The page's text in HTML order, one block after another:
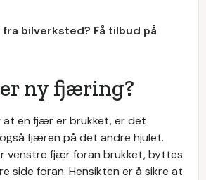
bilverksted? Få tilbud på
ny fjæring?
at en fjær er brukket, er det
fjæren på det andre hjulet.
venstre fjær foran brukket, byttes
side foran. Hensikten er å sikre at